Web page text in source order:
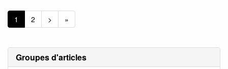
Groupes d'articles
1 2 > »